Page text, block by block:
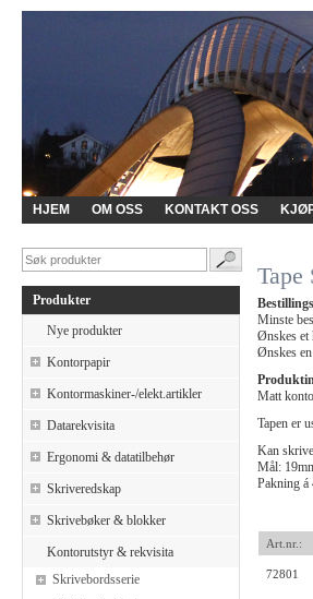
HJEM OM OSS KONTAKT OSS
Produkter
Nye produkter
Kontorpapir
Kontormaskiner-/elekt.artikler
Datarekvisita
Ergonomi & datatilbehør
Skriveredskap
Skrivebøker & blokker
Kontorutstyr & rekvisita
Skrivebordsserie
Minste
Ønskes et
Ønskes
Matt
Tapen er
Kan
Mål:
Pakning á
Art.nr.:
72801